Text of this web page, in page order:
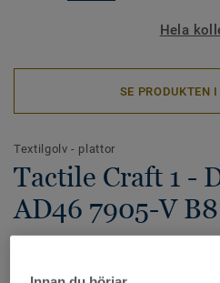
Hela
SE PRODUKTEN
Textilgolv - plattor
Tactile Craft 1 -
AD46 7905-V